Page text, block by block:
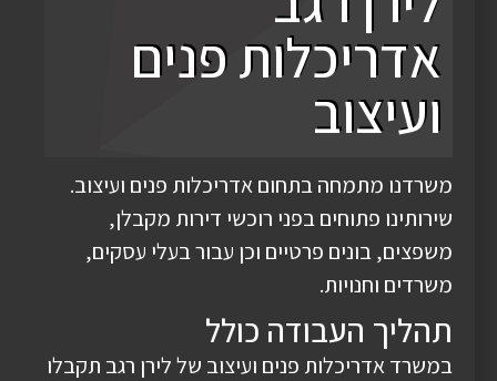
אדריכלות פנים
ועיצוב
משרדנו מתמחה בתחום אדריכלות פנים ועיצוב.
שירותינו פתוחים בפני רוכשי דירות מקבלן,
משפצים, בונים פרטיים וכן עבור בעלי עסקים,
משרדים וחנויות.
תהליך העבודה כולל
במשרד אדריכלות פנים ועיצוב של לירן רגב תקבלו